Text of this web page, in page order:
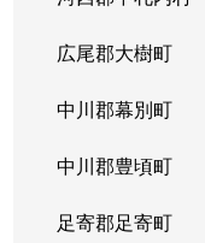
広尾郡大樹町
中川郡幕別町
中川郡豊頃町
足寄郡足寄町